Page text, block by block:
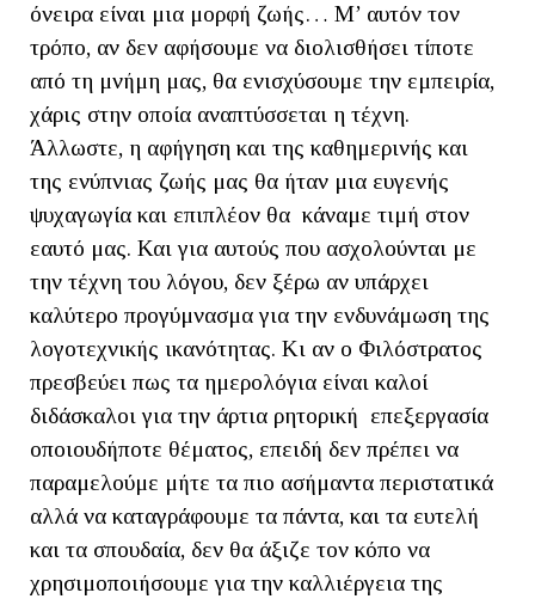
όνειρα είναι μια μορφή ζωής… Μ’ αυτόν τον
τρόπο, αν δεν αφήσουμε να διολισθήσει τίποτε
από τη μνήμη μας, θα ενισχύσουμε την εμπειρία,
χάρις στην οποία αναπτύσσεται η τέχνη.
Άλλωστε, η αφήγηση και της καθημερινής και
της ενύπνιας ζωής μας θα ήταν μια ευγενής
ψυχαγωγία και επιπλέον θα κάναμε τιμή στον
εαυτό μας. Και για αυτούς που ασχολούνται με
την τέχνη του λόγου, δεν ξέρω αν υπάρχει
καλύτερο προγύμνασμα για την ενδυνάμωση της
λογοτεχνικής ικανότητας. Κι αν ο Φιλόστρατος
πρεσβεύει πως τα ημερολόγια είναι καλοί
διδάσκαλοι για την άρτια ρητορική επεξεργασία
οποιουδήποτε θέματος, επειδή δεν πρέπει να
παραμελούμε μήτε τα πιο ασήμαντα περιστατικά
αλλά να καταγράφουμε τα πάντα, και τα ευτελή
και τα σπουδαία, δεν θα άξιζε τον κόπο να
χρησιμοποιήσουμε για την καλλιέργεια της